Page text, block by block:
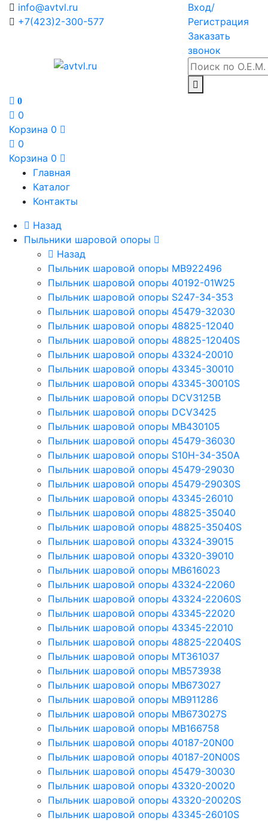
info@avtvl.ru
+7(423)2-300-577
Вход/
Регистрация
Заказать
звонок
0
0
Корзина 0
0
Корзина 0
Главная
Каталог
Контакты
Назад
Пыльники шаровой опоры
Назад
Пыльник шаровой опоры MB922496
Пыльник шаровой опоры 40192-01W25
Пыльник шаровой опоры S247-34-353
Пыльник шаровой опоры 45479-32030
Пыльник шаровой опоры 48825-12040
Пыльник шаровой опоры 48825-12040S
Пыльник шаровой опоры 43324-20010
Пыльник шаровой опоры 43345-30010
Пыльник шаровой опоры 43345-30010S
Пыльник шаровой опоры DCV3125B
Пыльник шаровой опоры DCV3425
Пыльник шаровой опоры MB430105
Пыльник шаровой опоры 45479-36030
Пыльник шаровой опоры S10H-34-350A
Пыльник шаровой опоры 45479-29030
Пыльник шаровой опоры 45479-29030S
Пыльник шаровой опоры 43345-26010
Пыльник шаровой опоры 48825-35040
Пыльник шаровой опоры 48825-35040S
Пыльник шаровой опоры 43324-39015
Пыльник шаровой опоры 43320-39010
Пыльник шаровой опоры MB616023
Пыльник шаровой опоры 43324-22060
Пыльник шаровой опоры 43324-22060S
Пыльник шаровой опоры 43345-22020
Пыльник шаровой опоры 43345-22010
Пыльник шаровой опоры 48825-22040S
Пыльник шаровой опоры MT361037
Пыльник шаровой опоры MB573938
Пыльник шаровой опоры MB673027
Пыльник шаровой опоры MB911286
Пыльник шаровой опоры MB673027S
Пыльник шаровой опоры MB166758
Пыльник шаровой опоры 40187-20N00
Пыльник шаровой опоры 40187-20N00S
Пыльник шаровой опоры 45479-30030
Пыльник шаровой опоры 43320-20020
Пыльник шаровой опоры 43320-20020S
Пыльник шаровой опоры 43345-26010S